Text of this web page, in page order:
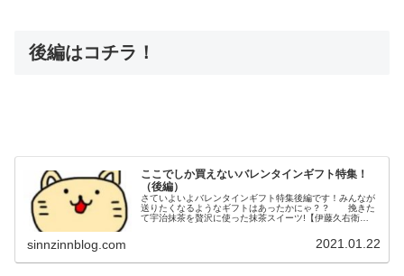
後編はコチラ！
ここでしか買えないバレンタインギフト特集！
（後編）
さていよいよバレンタインギフト特集後編です！みんなが
送りたくなるようなギフトはあったかにゃ？？ 挽きた
て宇治抹茶を贅沢に使った抹茶スイーツ!【伊藤久右衛
sinnzinnblog.com 2021.01.22